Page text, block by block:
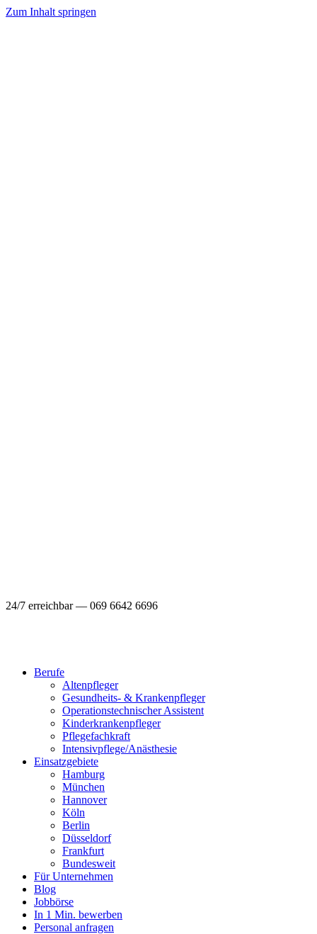
Zum Inhalt springen
24/7 erreichbar — 069 6642 6696
Berufe
Altenpfleger
Gesundheits- & Krankenpfleger
Operationstechnischer Assistent
Kinderkrankenpfleger
Pflegefachkraft
Intensivpflege/Anästhesie
Einsatzgebiete
Hamburg
München
Hannover
Köln
Berlin
Düsseldorf
Frankfurt
Bundesweit
Für Unternehmen
Blog
Jobbörse
In 1 Min. bewerben
Personal anfragen